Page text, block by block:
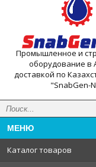
Промышленное и
оборудование в
доставкой по
"SnabGen-
Каталог товаров